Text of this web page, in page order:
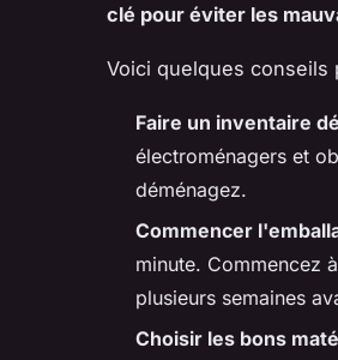
clé pour éviter les
Voici quelques conseils
Faire un inventaire
électroménagers et
déménagez.
Commencer
minute. Commencez
plusieurs semaines
Choisir les bons